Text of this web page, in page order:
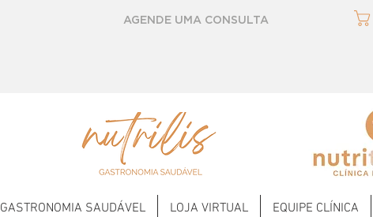
AGENDE UMA CONSULTA
GASTRONOMIA SAUDÁVEL LOJA VIRTUAL EQUIPE CLÍNICA